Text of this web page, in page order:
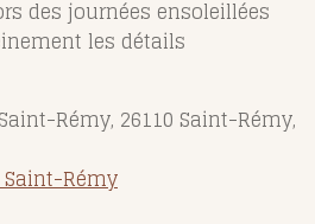
des journées ensoleillées
les détails
Rémy, 26110 Saint-Rémy,
Rémy